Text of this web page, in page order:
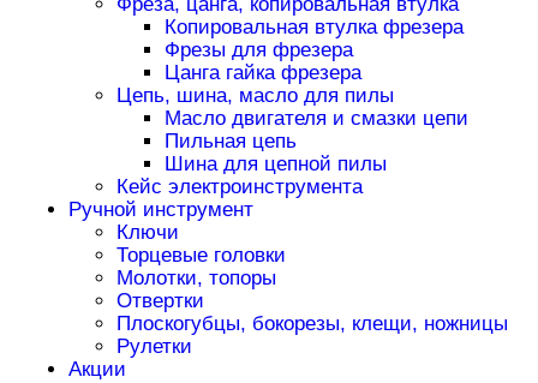
Фреза, цанга, копировальная втулка
Копировальная втулка фрезера
Фрезы для фрезера
Цанга гайка фрезера
Цепь, шина, масло для пилы
Масло двигателя и смазки цепи
Пильная цепь
Шина для цепной пилы
Кейс электроинструмента
Ручной инструмент
Ключи
Торцевые головки
Молотки, топоры
Отвертки
Плоскогубцы, бокорезы, клещи, ножницы
Рулетки
Акции